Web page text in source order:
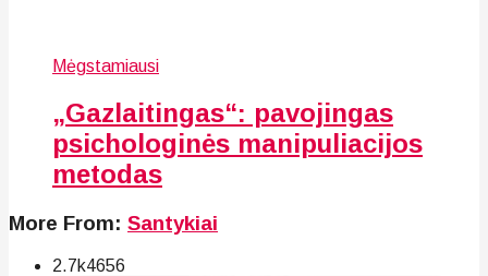
Mėgstamiausi
„Gazlaitingas“: pavojingas
psichologinės manipuliacijos
metodas
More From: Santykiai
2.7k4656